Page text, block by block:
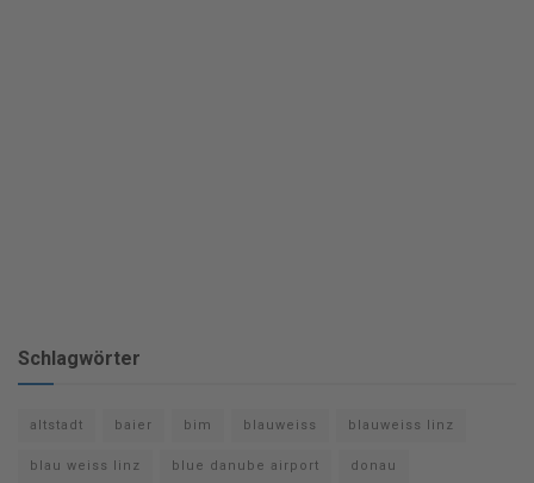
Schlagwörter
altstadt baier bim blauweiss blauweiss linz
blau weiss linz blue danube airport donau